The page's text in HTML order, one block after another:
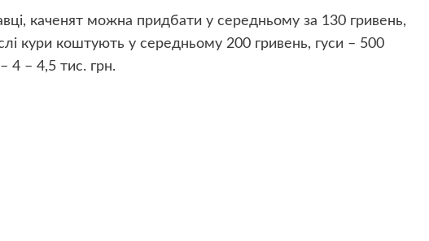
каченят можна придбати у середньому за 130 гривень,
кури коштують у середньому 200 гривень, гуси – 500
4 – 4,5 тис. грн.